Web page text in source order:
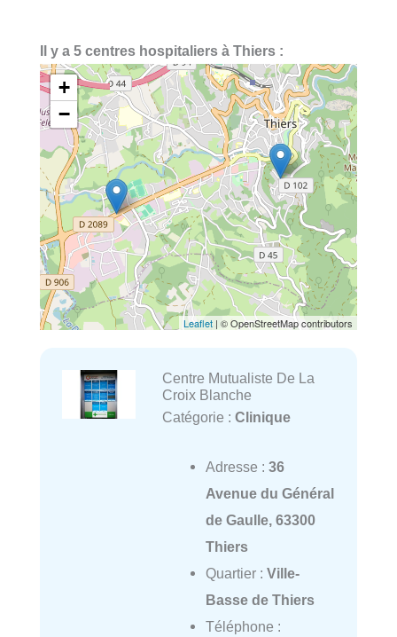
Il y a 5 centres hospitaliers à Thiers :
+
−
Leaflet | © OpenStreetMap contributors
Centre Mutualiste De La
Croix Blanche
Catégorie : Clinique
Adresse : 36
Avenue du Général
de Gaulle, 63300
Thiers
Quartier : Ville-
Basse de Thiers
Téléphone :